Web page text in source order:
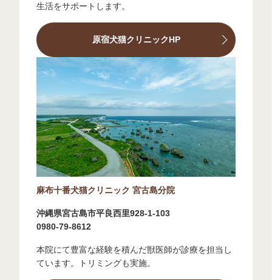
生活をサポートします。
原宿犬猫クリニックHP
麻布十番犬猫クリニック 宮古島分院
沖縄県宮古島市平良西里928-1-103
0980-79-8612
本院にて豊富な経験を積んだ獣医師が診療を担当し
ています。トリミングも実施。